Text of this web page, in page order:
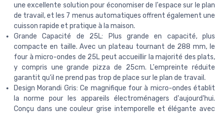
une excellente solution pour économiser de l'espace sur le plan
de travail, et les 7 menus automatiques offrent également une
cuisson rapide et pratique à la maison.
Grande Capacité de 25L: Plus grande en capacité, plus
compacte en taille. Avec un plateau tournant de 288 mm, le
four à micro-ondes de 25L peut accueillir la majorité des plats,
y compris une grande pizza de 25cm. L'empreinte réduite
garantit qu'il ne prend pas trop de place sur le plan de travail.
Design Morandi Gris: Ce magnifique four à micro-ondes établit
la norme pour les appareils électroménagers d'aujourd'hui.
Conçu dans une couleur grise intemporelle et élégante avec